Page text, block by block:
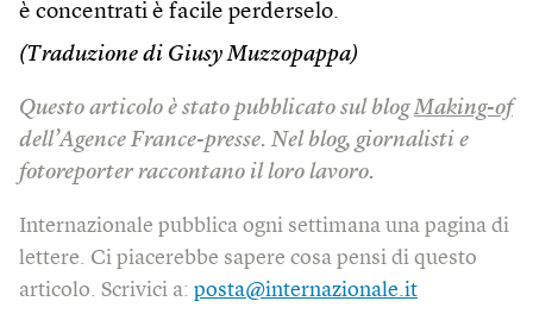
è concentrati è facile perderselo.
(Traduzione di Giusy Muzzopappa)
Questo articolo è stato pubblicato sul blog Making-of
dell’Agence France-presse. Nel blog, giornalisti e
fotoreporter raccontano il loro lavoro.
Internazionale pubblica ogni settimana una pagina di
lettere. Ci piacerebbe sapere cosa pensi di questo
articolo. Scrivici a: posta@internazionale.it